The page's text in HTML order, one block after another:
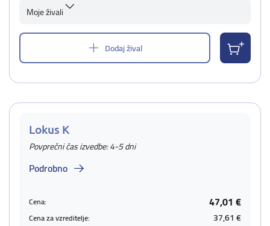
Moje živali
Dodaj žival
Lokus K
Povprečni čas izvedbe: 4-5 dni
Podrobno
Cena: 47,01 €
Cena za vzreditelje: 37,61 €